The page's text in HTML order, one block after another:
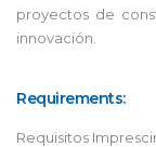
proyectos de
innovación.
Requirements:
Requisitos